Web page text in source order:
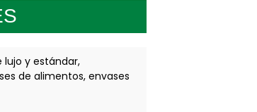
lujo y estándar,
de alimentos, envases